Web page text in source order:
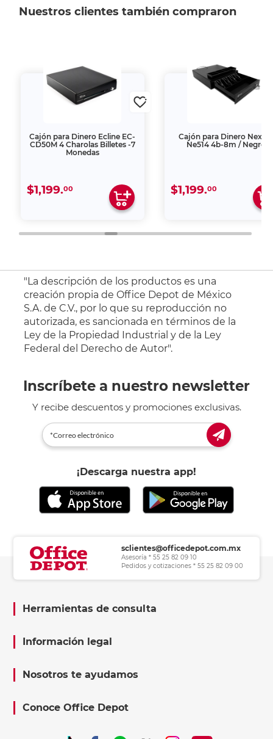
Nuestros clientes también compraron
Cajón para Dinero Ecline EC-
CD50M 4 Charolas Billetes -7
Monedas
$1,199.00
Cajón para Dinero
Ne514 4b-8m / Negro
$1,199.00
"La descripción de los productos es una
creación propia de Office Depot de México
S.A. de C.V., por lo que su reproducción no
autorizada, es sancionada en términos de la
Ley de la Propiedad Industrial y de la Ley
Federal del Derecho de Autor".
Inscríbete a nuestro newsletter
Y recibe descuentos y promociones exclusivas.
¡Descarga nuestra app!
sclientes@officedepot.com.mx
Asesoría * 55 25 82 09 10
Pedidos y cotizaciones * 55 25 82 09 00
Herramientas de consulta
Información legal
Nosotros te ayudamos
Conoce Office Depot